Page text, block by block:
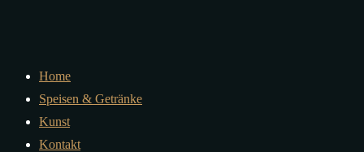
Home
Speisen & Getränke
Kunst
Kontakt